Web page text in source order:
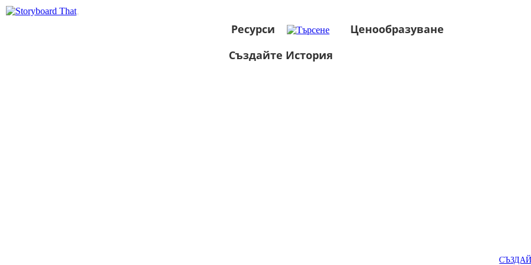
Ресурси
Ценообразуване
Създайте История